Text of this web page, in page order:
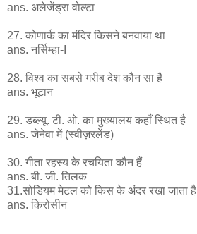
ans. अलेजेंड्रा वोल्टा
27. कोणार्क का मंदिर किसने बनवाया था
ans. नर्सिम्हा-I
28. विश्व का सबसे गरीब देश कौन सा है
ans. भूटान
29. डब्ल्यू. टी. ओ. का मुख्यालय कहाँ स्थित है
ans. जेनेवा में (स्वीज़रलेंड)
30. गीता रहस्य के रचयिता कौन हैं
ans. बी. जी. तिलक
31.सोडियम मेटल को किस के अंदर रखा जाता है
ans. किरोसीन